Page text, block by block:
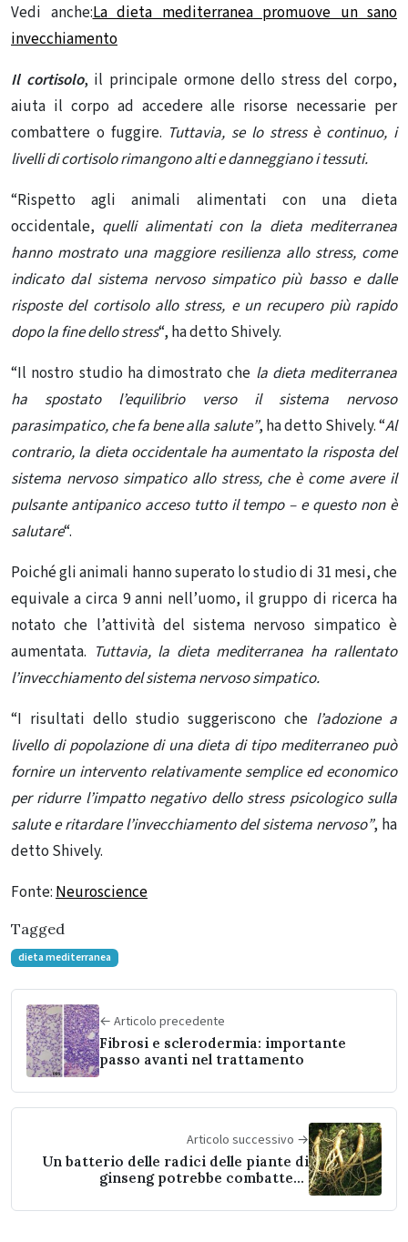
Vedi anche:La dieta mediterranea promuove un sano
invecchiamento
Il cortisolo, il principale ormone dello stress del corpo,
aiuta il corpo ad accedere alle risorse necessarie per
combattere o fuggire. Tuttavia, se lo stress è continuo, i
livelli di cortisolo rimangono alti e danneggiano i tessuti.
“Rispetto agli animali alimentati con una dieta
occidentale, quelli alimentati con la dieta mediterranea
hanno mostrato una maggiore resilienza allo stress, come
indicato dal sistema nervoso simpatico più basso e dalle
risposte del cortisolo allo stress, e un recupero più rapido
dopo la fine dello stress“, ha detto Shively.
“Il nostro studio ha dimostrato che la dieta mediterranea
ha spostato l’equilibrio verso il sistema nervoso
parasimpatico, che fa bene alla salute”, ha detto Shively. “Al
contrario, la dieta occidentale ha aumentato la risposta del
sistema nervoso simpatico allo stress, che è come avere il
pulsante antipanico acceso tutto il tempo – e questo non è
salutare“.
Poiché gli animali hanno superato lo studio di 31 mesi, che
equivale a circa 9 anni nell’uomo, il gruppo di ricerca ha
notato che l’attività del sistema nervoso simpatico è
aumentata. Tuttavia, la dieta mediterranea ha rallentato
l’invecchiamento del sistema nervoso simpatico.
“I risultati dello studio suggeriscono che l’adozione a
livello di popolazione di una dieta di tipo mediterraneo può
fornire un intervento relativamente semplice ed economico
per ridurre l’impatto negativo dello stress psicologico sulla
salute e ritardare l’invecchiamento del sistema nervoso”, ha
detto Shively.
Fonte: Neuroscience
Tagged
dieta mediterranea
← Articolo precedente
Fibrosi e sclerodermia: importante
passo avanti nel trattamento
Articolo successivo →
Un batterio delle radici delle piante di
ginseng potrebbe combattere